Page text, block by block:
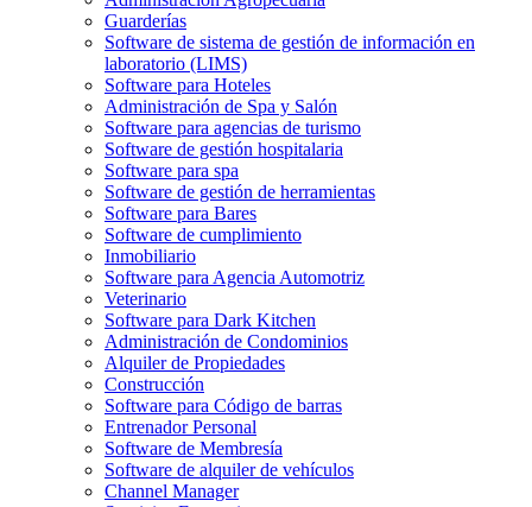
Guarderías
Software de sistema de gestión de información en
laboratorio (LIMS)
Software para Hoteles
Administración de Spa y Salón
Software para agencias de turismo
Software de gestión hospitalaria
Software para spa
Software de gestión de herramientas
Software para Bares
Software de cumplimiento
Inmobiliario
Software para Agencia Automotriz
Veterinario
Software para Dark Kitchen
Administración de Condominios
Alquiler de Propiedades
Construcción
Software para Código de barras
Entrenador Personal
Software de Membresía
Software de alquiler de vehículos
Channel Manager